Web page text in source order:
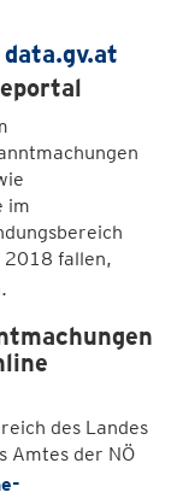
data.gv.at
im
2018 fallen,
des Landes
Amtes der NÖ